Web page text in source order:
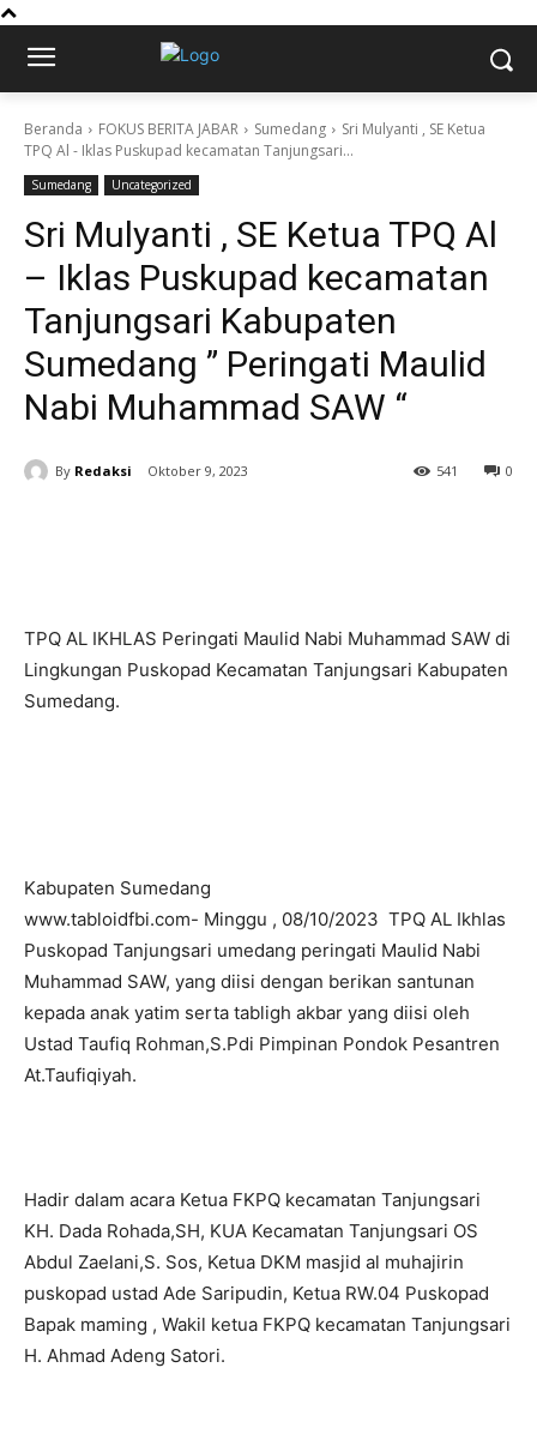
Beranda FOKUS BERITA JABAR Sumedang
Sri Mulyanti , SE Ketua
TPQ Al - Iklas Puskupad kecamatan Tanjungsari...
Sumedang Uncategorized
Sri Mulyanti , SE Ketua TPQ Al
– Iklas Puskupad kecamatan
Tanjungsari Kabupaten
Sumedang ” Peringati Maulid
Nabi Muhammad SAW “
By Redaksi Oktober 9, 2023 0
541
TPQ AL IKHLAS Peringati Maulid Nabi Muhammad SAW di
Lingkungan Puskopad Kecamatan Tanjungsari Kabupaten
Sumedang.
Kabupaten Sumedang
www.tabloidfbi.com- Minggu , 08/10/2023 TPQ AL Ikhlas
Puskopad Tanjungsari umedang peringati Maulid Nabi
Muhammad SAW, yang diisi dengan berikan santunan
kepada anak yatim serta tabligh akbar yang diisi oleh
Ustad Taufiq Rohman,S.Pdi Pimpinan Pondok Pesantren
At.Taufiqiyah.
Hadir dalam acara Ketua FKPQ kecamatan Tanjungsari
KH. Dada Rohada,SH, KUA Kecamatan Tanjungsari OS
Abdul Zaelani,S. Sos, Ketua DKM masjid al muhajirin
puskopad ustad Ade Saripudin, Ketua RW.04 Puskopad
Bapak maming , Wakil ketua FKPQ kecamatan Tanjungsari
H. Ahmad Adeng Satori.